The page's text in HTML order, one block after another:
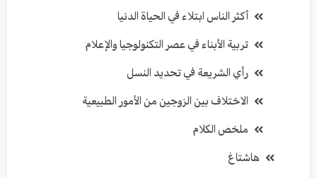
أكثر الناس ابتلاء في الحياة الدنيا
تربية الأبناء في عصر التكنولوجيا والإعلام
رأي الشريعة في تحديد النسل
الاختلاف بين الزوجين من الأمور الطبيعية
ملخص الكلام
هاشتاغ